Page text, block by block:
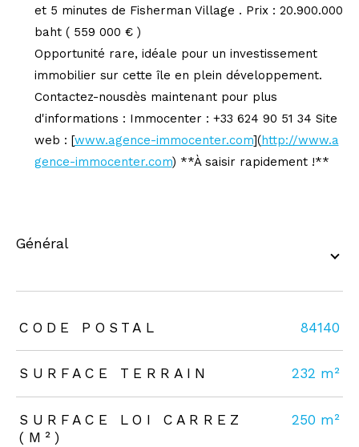
et 5 minutes de Fisherman Village . Prix : 20.900.000
baht ( 559 000 € )
Opportunité rare, idéale pour un investissement
immobilier sur cette île en plein développement.
Contactez-nousdès maintenant pour plus
d'informations : Immocenter : +33 624 90 51 34 Site
web : [www.agence-immocenter.com](http://www.a
gence-immocenter.com) **À saisir rapidement !**
général
TRAD_ZEPHYR_Caracteristique TRAD_ZEPHYR_Valeurs
CODE POSTAL 84140
SURFACE TERRAIN 232 m²
SURFACE LOI CARREZ
(M²)
250 m²